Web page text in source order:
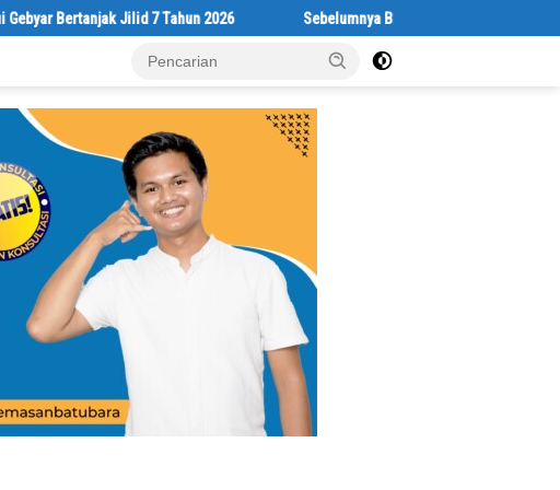
Jilid 7 Tahun 2026 Sebelumnya Berlantaikan Tanah Beralaskan